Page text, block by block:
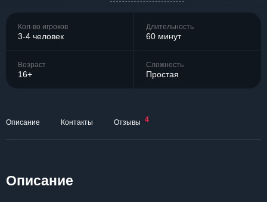
Кол-во игроков
3-4 человек
Длительность
60 минут
Возраст
16+
Сложность
Простая
Описание Контакты Отзывы 4
Описание